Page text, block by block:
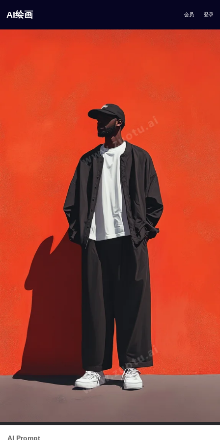
AI绘画 会员 登录
AI Prompt